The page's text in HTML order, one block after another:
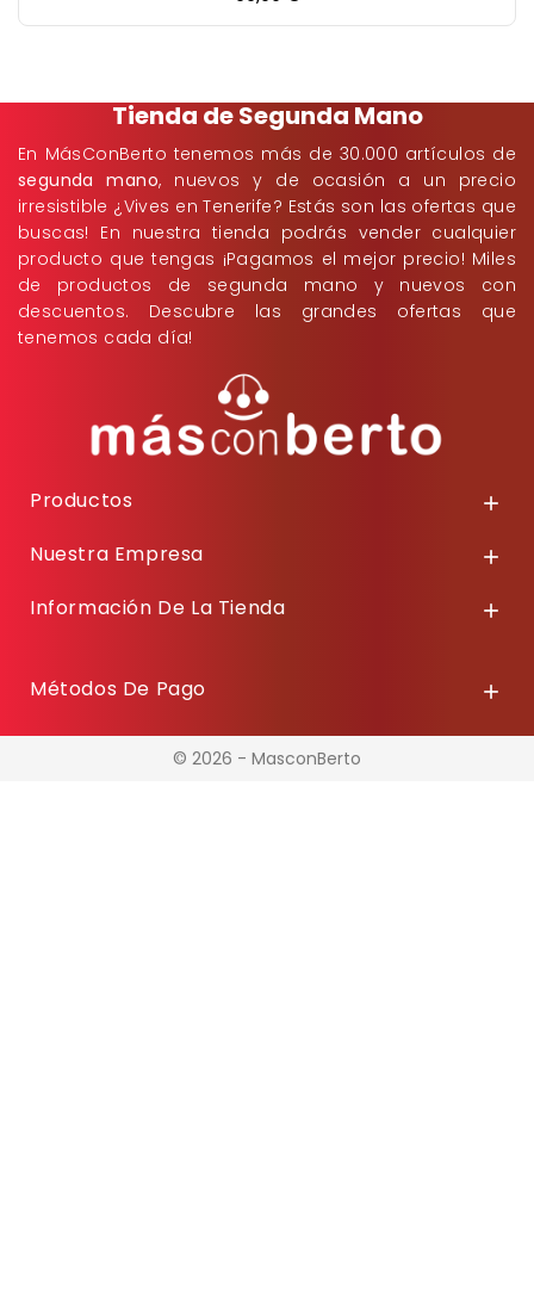
Tienda de Segunda Mano
En MásConBerto tenemos más de 30.000 artículos de
segunda mano, nuevos y de ocasión a un precio
irresistible ¿Vives en Tenerife? Estás son las ofertas que
buscas! En nuestra tienda podrás vender cualquier
producto que tengas ¡Pagamos el mejor precio! Miles
de productos de segunda mano y nuevos con
descuentos. Descubre las grandes ofertas que
tenemos cada día!
Productos 
Nuestra Empresa 
Información De La Tienda 
Métodos De Pago 
© 2026 - MasconBerto